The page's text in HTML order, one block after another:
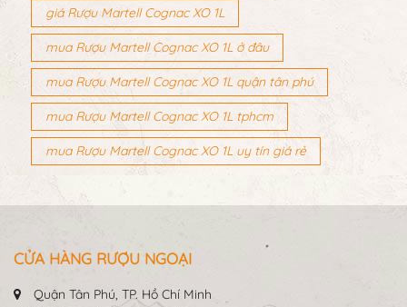
giá Rượu Martell Cognac XO 1L
mua Rượu Martell Cognac XO 1L ở đâu
mua Rượu Martell Cognac XO 1L quận tân phú
mua Rượu Martell Cognac XO 1L tphcm
mua Rượu Martell Cognac XO 1L uy tín giá rẻ
CỬA HÀNG RƯỢU NGOẠI
Quận Tân Phú, TP. Hồ Chí Minh